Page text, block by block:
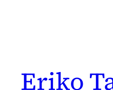
Eriko